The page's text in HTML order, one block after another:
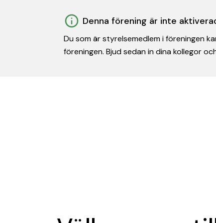
Denna förening är inte
Du som är styrelsemedlem i föreningen
föreningen. Bjud sedan in dina kollegor